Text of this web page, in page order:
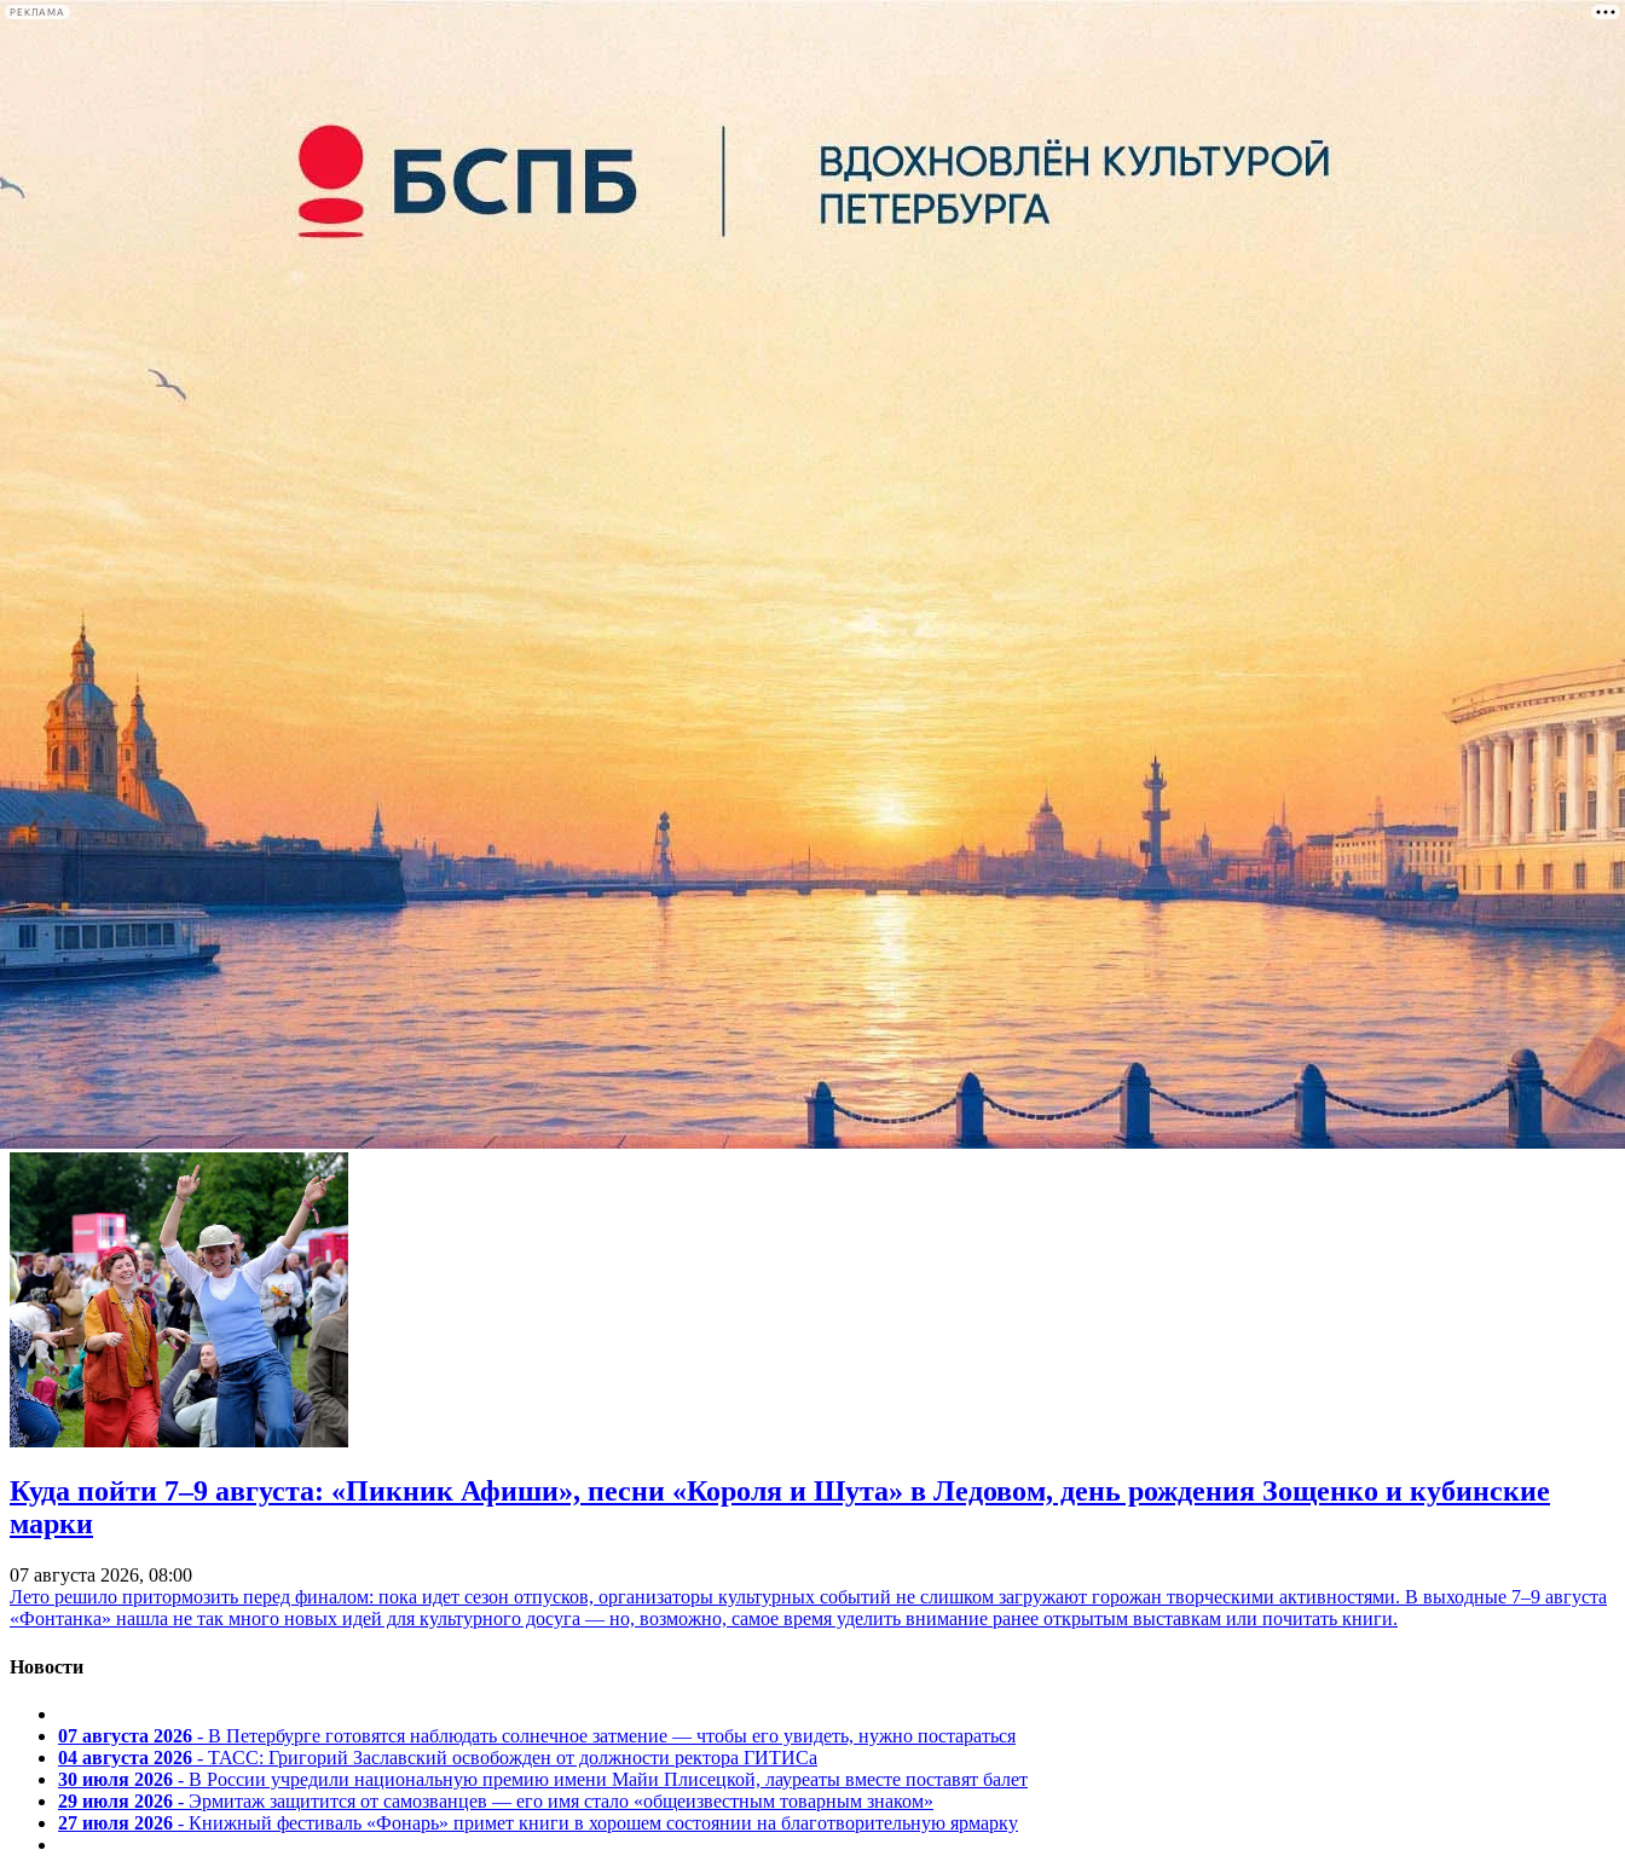
РЕКЛАМА
лекции
книги
Директор «Ленфильма»: мы каждый день общаемся с Сокуровым, говорим о будущих
проектах
09 августа 2013, Версия для печати
Во второй день работы кинофестиваля в Выборге «Окно в Европу» прошла презентация проектов студии «Ленфильм». Корреспондент Фонтанки сообщает, что в ходе презентации
генеральный директор «Ленфильма» Эдуард Пичугин коснулся острой темы взаимоотношений нынешнего руководства студии с режиссером Александром Сокуровым и продюсером Андреем
Сигле, которые не приняли новую концепцию возрождения «Ленфильма»:
«Мы сегодня полностью, в конструктивном русле идем к одной цели – к возрождению киностудии «Ленфильм», и с Александром Николаевичем у нас нет совершенно никаких противоречий.
Мы каждый день общаемся, разговариваем о будущих проектах. У Сокурова есть несколько хороший идей, у него талантливая группа в мастерской, ребята, которые стремятся научиться чему-
то в этой профессии. Конечно, им нужна практика, мы и это обсуждаем. Практика на студии, на наших же проектах.
Буквально в самом начале, когда мы приступили к реализации проекта, Александр Николаевич пришел и сказал: «Знаете, у меня есть несколько хороших и красивых идей для реконструкции и
ремонта студии, давайте построим улицы, давайте сделаем этот фасад так, а здесь вот так». Это абсолютно правильные конструктивные советы, к которым мы сами пришли, увидев это где-то
на голливудских студиях CBS. Мы общаемся и продолжаем общаться, так что все хорошо.
С Андреем Сигле мы вместе представляли картину Константна Лопушанского «Роль» на ММКФ, потому что вместе участвовали в производстве, в том числе, когда потребовалось и мое
личное участие на окончании. Мы были в Москве все вместе, вся пресса это видела, то есть у нас нет никаких войн, никаких противоречий, так что мы вместе восстанавливаем, точней
возрождаем студию.»
Куда пойти 7–9 августа: «Пикник Афиши», песни «Короля и Шута» в Ледовом, день рождения Зощенко и кубинские
марки
07 августа 2026, 08:00
Лето решило притормозить перед финалом: пока идет сезон отпусков, организаторы культурных событий не слишком загружают горожан творческими активностями. В выходные 7–9 августа
«Фонтанка» нашла не так много новых идей для культурного досуга — но, возможно, самое время уделить внимание ранее открытым выставкам или почитать книги.
Новости
07 августа 2026 - В Петербурге готовятся наблюдать солнечное затмение — чтобы его увидеть, нужно постараться
04 августа 2026 - ТАСС: Григорий Заславский освобожден от должности ректора ГИТИСа
30 июля 2026 - В России учредили национальную премию имени Майи Плисецкой, лауреаты вместе поставят балет
29 июля 2026 - Эрмитаж защитится от самозванцев — его имя стало «общеизвестным товарным знаком»
27 июля 2026 - Книжный фестиваль «Фонарь» примет книги в хорошем состоянии на благотворительную ярмарку